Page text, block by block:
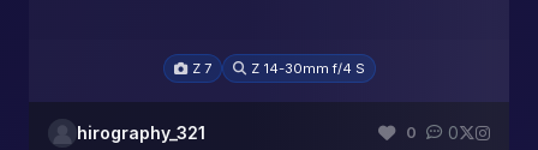
Z 7 Z 14-30mm f/4 S
hirography_321 0 0